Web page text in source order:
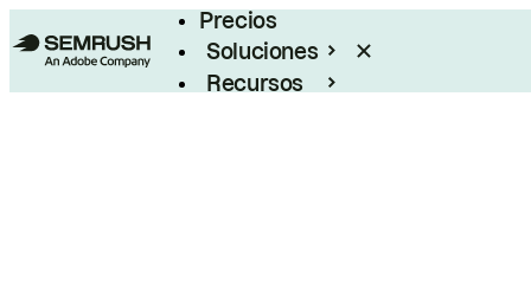
Precios
Soluciones
Recursos